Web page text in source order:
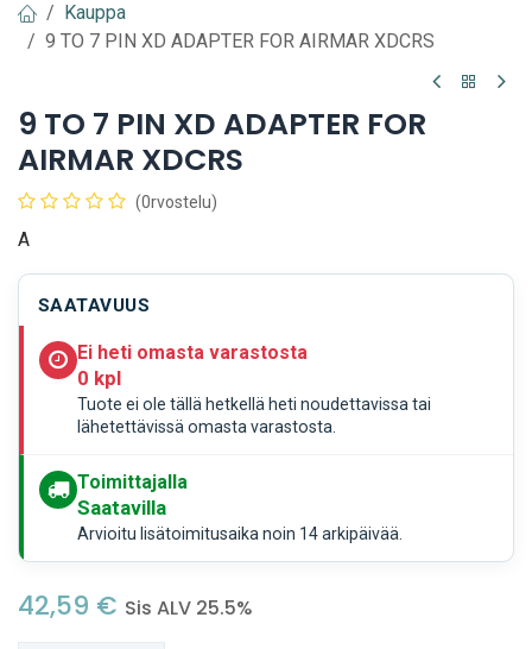
Kauppa
9 TO 7 PIN XD ADAPTER FOR AIRMAR XDCRS
9 TO 7 PIN XD ADAPTER FOR
AIRMAR XDCRS
(0rvostelu)
A
SAATAVUUS
Ei heti omasta varastosta
0 kpl
Tuote ei ole tällä hetkellä heti noudettavissa tai
lähetettävissä omasta varastosta.
Toimittajalla
Saatavilla
Arvioitu lisätoimitusaika noin 14 arkipäivää.
42,59 € Sis ALV 25.5%